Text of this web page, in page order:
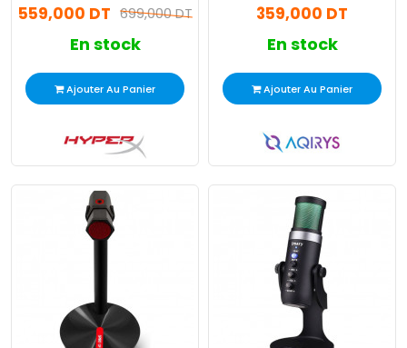
699,000 DT
559,000 DT
En stock
Ajouter Au Panier
359,000 DT
En stock
Ajouter Au Panier